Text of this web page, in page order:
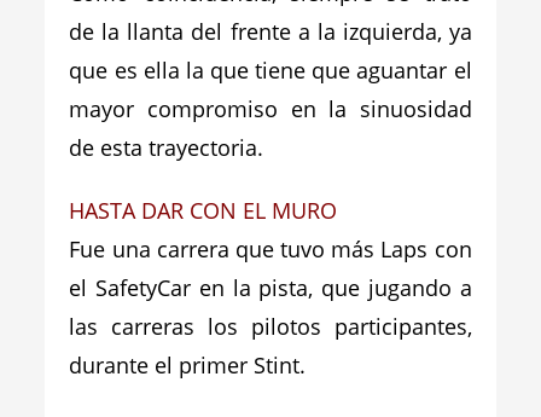
de la llanta del frente a la izquierda, ya
que es ella la que tiene que aguantar el
mayor compromiso en la sinuosidad
de esta trayectoria.
HASTA DAR CON EL MURO
Fue una carrera que tuvo más Laps con
el SafetyCar en la pista, que jugando a
las carreras los pilotos participantes,
durante el primer Stint.